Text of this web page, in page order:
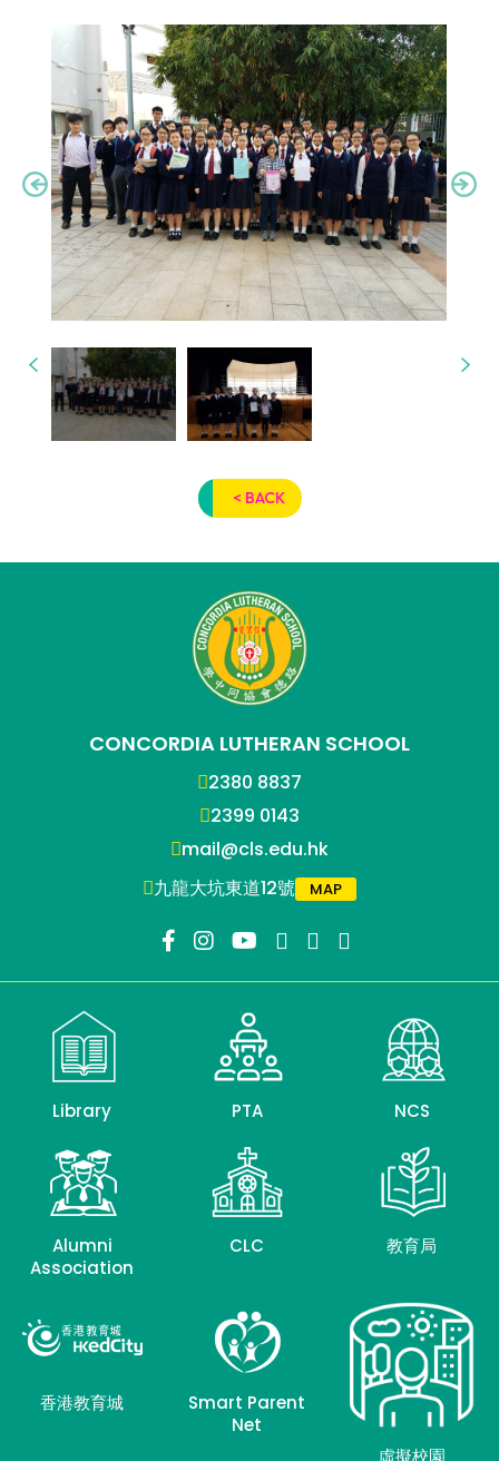
< BACK
CONCORDIA LUTHERAN SCHOOL
2380 8837
2399 0143
mail@cls.edu.hk
九龍大坑東道12號
MAP
Library PTA NCS
Alumni
Association
CLC 教育局
香港教育城
Smart Parent
Net
虛擬校園